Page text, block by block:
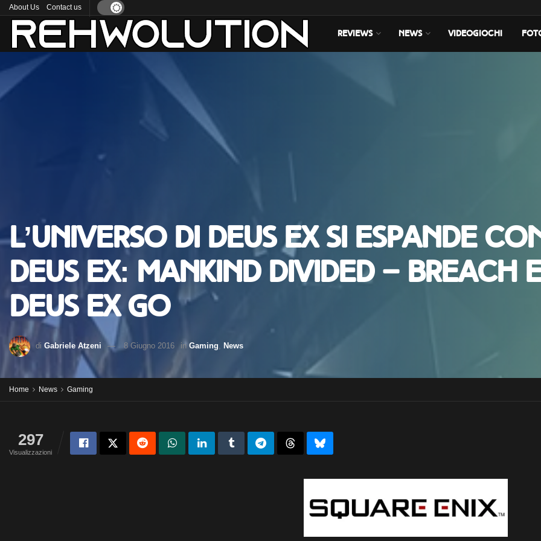
About Us Contact us
REVIEWS NEWS VIDEOGIOCHI
L’universo di Deus Ex si espande
Deus Ex: Mankind Divided – Breach e
Deus Ex Go
di Gabriele Atzeni 8 Giugno 2016 in Gaming News
Home News Gaming
297
Visualizzazioni